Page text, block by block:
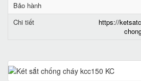
Bảo hành
Chi tiết
https://